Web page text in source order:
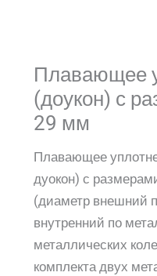
Плавающее
(доукон) с
29 мм
Плавающее
дуокон) с
(диаметр внешний
внутренний по
металлических
комплекта двух